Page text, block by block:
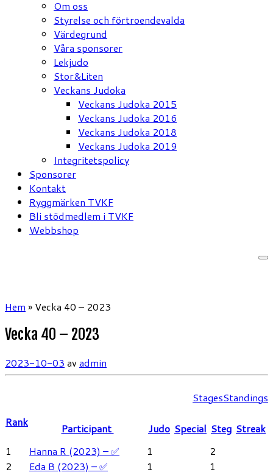
Om oss
Styrelse och förtroendevalda
Värdegrund
Våra sponsorer
Lekjudo
Stor&Liten
Veckans Judoka
Veckans Judoka 2015
Veckans Judoka 2016
Veckans Judoka 2018
Veckans Judoka 2019
Integritetspolicy
Sponsorer
Kontakt
Ryggmärken TVKF
Bli stödmedlem i TVKF
Webbshop
Hem » Vecka 40 – 2023
Vecka 40 – 2023
2023-10-03 av admin
StagesStandings
Rank
Participant Judo Special Steg Streak
1
Hanna R (2023) – ✅ 1
2
2
Eda B (2023) – ✅ 1
1